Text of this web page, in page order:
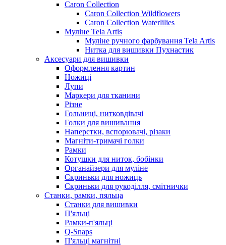
Caron Collection
Caron Collection Wildflowers
Caron Collection Waterlilies
Муліне Tela Artis
Муліне ручного фарбування Tela Artis
Нитка для вишивки Пухнастик
Аксесуари для вишивки
Оформлення картин
Ножиці
Лупи
Маркери для тканини
Різне
Гольниці, нитковдівачі
Голки для вишивання
Наперстки, вспорювачі, різаки
Магніти-тримачі голки
Рамки
Котушки для ниток, бобінки
Органайзери для муліне
Скриньки для ножиць
Скриньки для рукоділля, смітнички
Станки, рамки, пяльца
Станки для вишивки
П'яльці
Рамки-п'яльці
Q-Snaps
П'яльці магнітні